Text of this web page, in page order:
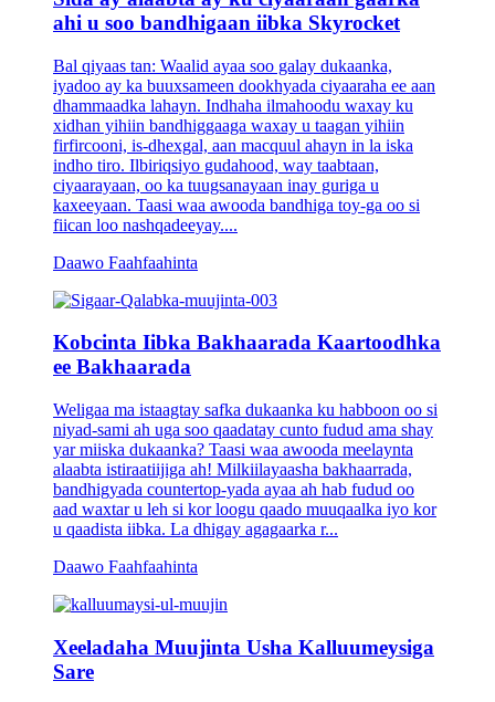
ahi u soo bandhigaan iibka Skyrocket
Bal qiyaas tan: Waalid ayaa soo galay dukaanka,
iyadoo ay ka buuxsameen dookhyada ciyaaraha ee aan
dhammaadka lahayn. Indhaha ilmahoodu waxay ku
xidhan yihiin bandhiggaaga waxay u taagan yihiin
firfircooni, is-dhexgal, aan macquul ahayn in la iska
indho tiro. Ilbiriqsiyo gudahood, way taabtaan,
ciyaarayaan, oo ka tuugsanayaan inay guriga u
kaxeeyaan. Taasi waa awooda bandhiga toy-ga oo si
fiican loo nashqadeeyay....
Daawo Faahfaahinta
Kobcinta Iibka Bakhaarada Kaartoodhka
ee Bakhaarada
Weligaa ma istaagtay safka dukaanka ku habboon oo si
niyad-sami ah uga soo qaadatay cunto fudud ama shay
yar miiska dukaanka? Taasi waa awooda meelaynta
alaabta istiraatiijiga ah! Milkiilayaasha bakhaarrada,
bandhigyada countertop-yada ayaa ah hab fudud oo
aad waxtar u leh si kor loogu qaado muuqaalka iyo kor
u qaadista iibka. La dhigay agagaarka r...
Daawo Faahfaahinta
Xeeladaha Muujinta Usha Kalluumeysiga
Sare